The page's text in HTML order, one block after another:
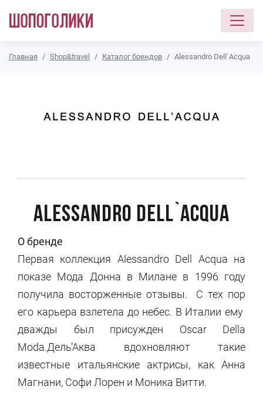
Главная Shop&travel Каталог брендов Alessandro Dell`Acqua
Alessandro Dell`Acqua
О бренде
Первая коллекция Alessandro Dell Acqua на
показе Мода Донна в Милане в 1996 году
получила восторженные отзывы. С тех пор
его карьера взлетела до небес. В Италии ему
дважды был присужден Oscar Della
Moda.Дель’Аква вдохновляют такие
известные итальянские актрисы, как Анна
Магнани, Софи Лорен и Моника Витти.